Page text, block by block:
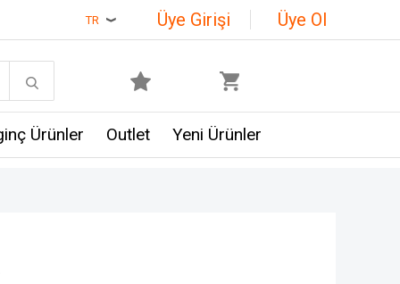
TR Üye Girişi Üye Ol
Ürünler Outlet Yeni Ürünler